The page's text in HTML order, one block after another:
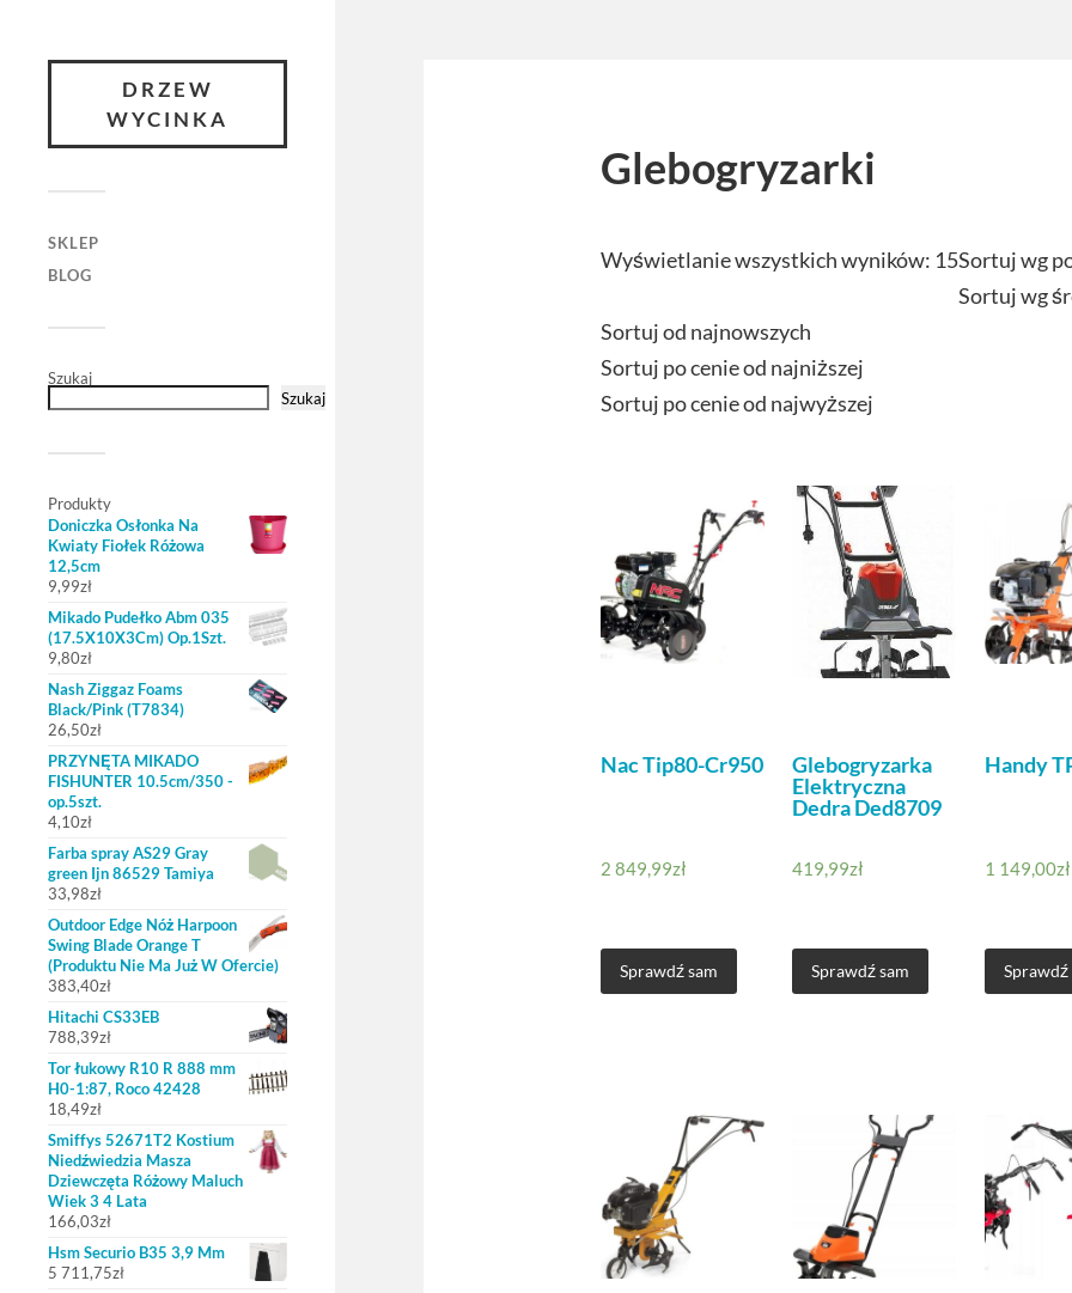
DRZEW
WYCINKA
SKLEP
BLOG
Szukaj
Szukaj
Produkty
Doniczka Osłonka Na
Kwiaty Fiołek Różowa
12,5cm
9,99zł
Mikado Pudełko Abm 035
(17.5X10X3Cm) Op.1Szt.
9,80zł
Nash Ziggaz Foams
Black/Pink (T7834)
26,50zł
PRZYNĘTA MIKADO
FISHUNTER 10.5cm/350 -
op.5szt.
4,10zł
Farba spray AS29 Gray
green Ijn 86529 Tamiya
33,98zł
Outdoor Edge Nóż Harpoon
Swing Blade Orange T
(Produktu Nie Ma Już W Ofercie)
383,40zł
Hitachi CS33EB
788,39zł
Tor łukowy R10 R 888 mm
H0-1:87, Roco 42428
18,49zł
Smiffys 52671T2 Kostium
Niedźwiedzia Masza
Dziewczęta Różowy Maluch
Wiek 3 4 Lata
166,03zł
Hsm Securio B35 3,9 Mm
5 711,75zł
Glebogryzarki
Wyświetlanie wszystkich wyników: 15Sortuj wg
Sortuj wg
Sortuj od najnowszych
Sortuj po cenie od najniższej
Sortuj po cenie od najwyższej
Nac Tip80-Cr950
2 849,99zł
Sprawdź sam
Glebogryzarka
Elektryczna
Dedra Ded8709
419,99zł
Sprawdź sam
Handy
1 149,00zł
Sprawdź